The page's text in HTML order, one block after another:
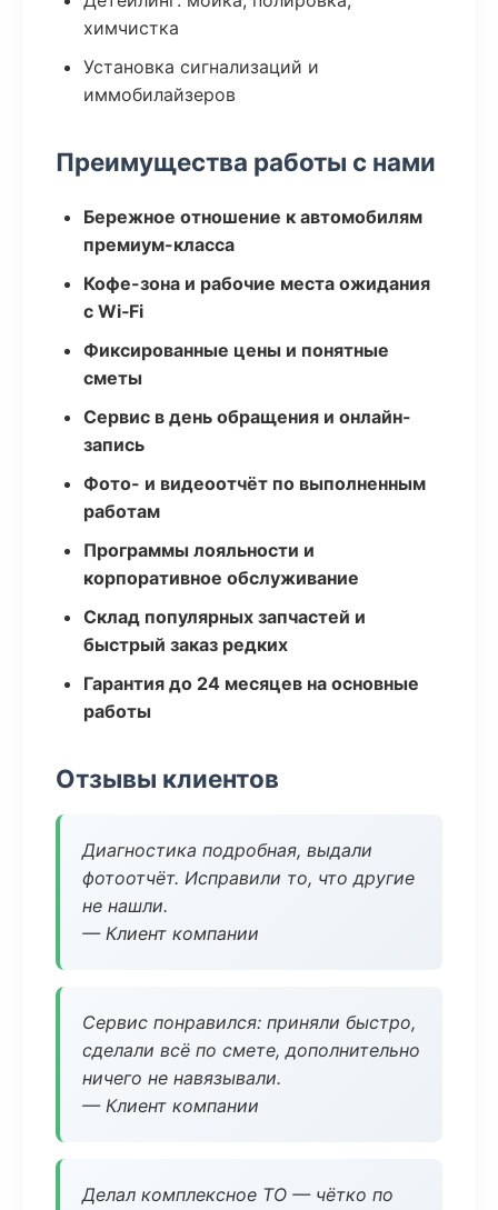
химчистка
Установка сигнализаций и
иммобилайзеров
Преимущества работы с нами
Бережное отношение к автомобилям
премиум-класса
Кофе-зона и рабочие места ожидания
с Wi‑Fi
Фиксированные цены и понятные
сметы
Сервис в день обращения и онлайн-
запись
Фото- и видеоотчёт по выполненным
работам
Программы лояльности и
корпоративное обслуживание
Склад популярных запчастей и
быстрый заказ редких
Гарантия до 24 месяцев на основные
работы
Отзывы клиентов
Диагностика подробная, выдали
фотоотчёт. Исправили то, что другие
не нашли.
— Клиент компании
Сервис понравился: приняли быстро,
сделали всё по смете, дополнительно
ничего не навязывали.
— Клиент компании
Делал комплексное ТО — чётко по